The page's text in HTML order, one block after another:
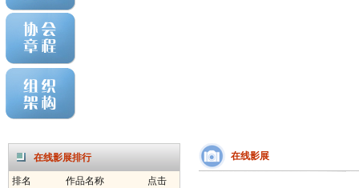
在线影展排行
排名 作品名称
点击
在线影展